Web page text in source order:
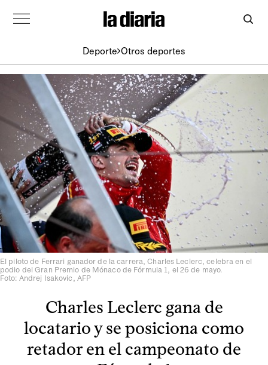
Deporte Otros deportes
El piloto de Ferrari ganador de la carrera, Charles Leclerc, celebra en el
podio del Gran Premio de Mónaco de Fórmula 1, el 26 de mayo.
Foto: Andrej Isakovic, AFP
Charles Leclerc gana de
locatario y se posiciona como
retador en el campeonato de